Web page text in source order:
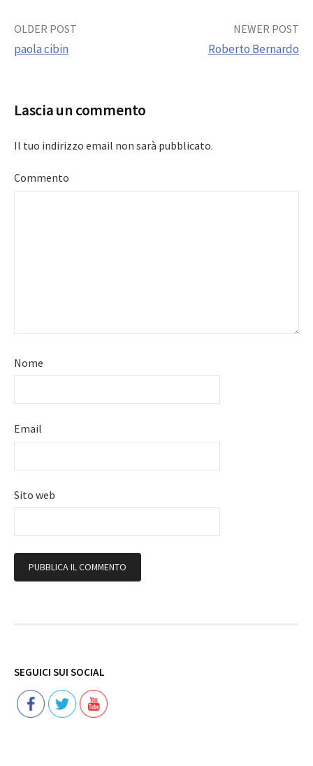
Post
OLDER POST
paola cibin
NEWER POST
Roberto Bernardo
Lascia un commento
Il tuo indirizzo email non sarà pubblicato.
Commento
Nome
Email
Sito web
SEGUICI SUI SOCIAL